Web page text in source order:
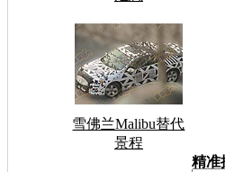
雪佛兰Malibu替代
景程
车型
精准